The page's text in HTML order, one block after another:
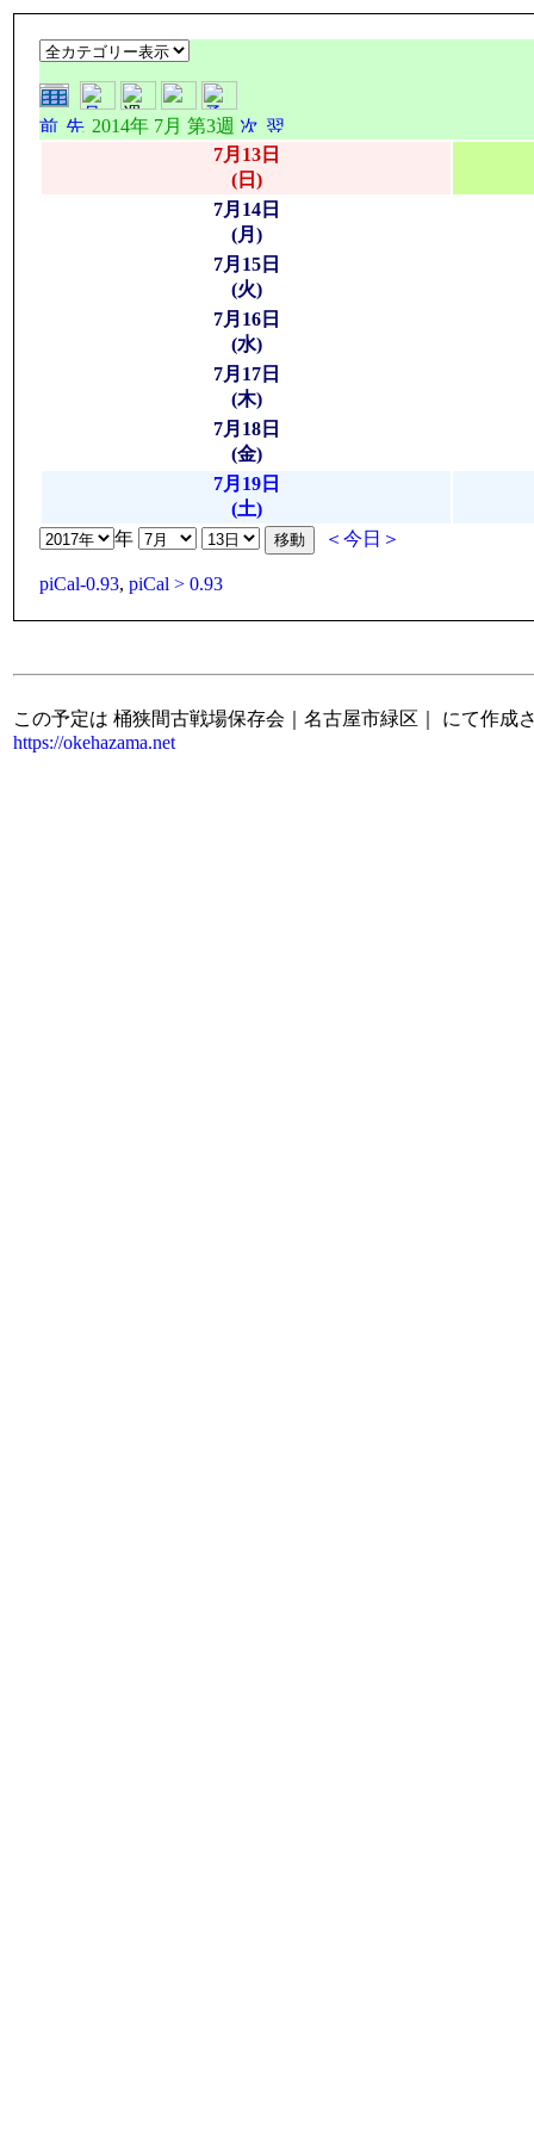
2014年 7月 第3週
7月13日
(日)
7月14日
(月)
7月15日
(火)
7月16日
(水)
7月17日
(木)
7月18日
(金)
7月19日
(土)
年
＜今日＞
piCal-0.93, piCal > 0.93
この予定は 桶狭間古戦場保存会｜名古屋市緑区｜ にて作成
https://okehazama.net